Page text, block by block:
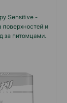
Sensitive -
и
за питомцами.